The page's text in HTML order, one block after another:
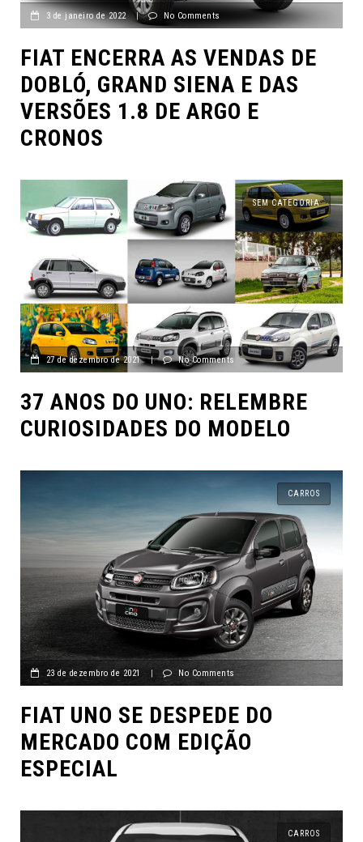
3 de janeiro de 2022 | No Comments
FIAT ENCERRA AS VENDAS DE
DOBLÓ, GRAND SIENA E DAS
VERSÕES 1.8 DE ARGO E
CRONOS
SEM CATEGORIA
27 de dezembro de 2021 | No Comments
37 ANOS DO UNO: RELEMBRE
CURIOSIDADES DO MODELO
CARROS
23 de dezembro de 2021 | No Comments
FIAT UNO SE DESPEDE DO
MERCADO COM EDIÇÃO
ESPECIAL
CARROS